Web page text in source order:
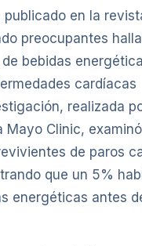
publicado en la
preocupantes
bebidas
cardíacas
realizada
Mayo Clinic,
de paros
que un 5%
energéticas antes